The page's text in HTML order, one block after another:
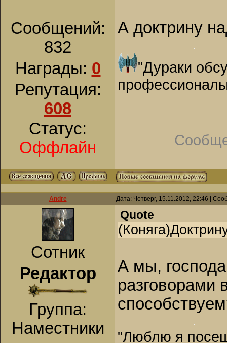
Сообщений:
832
Награды: 0
Репутация:
608
Статус:
Оффлайн
А доктрину
"Дураки
Andre Дата: Четверг, 15.11.2012, 22:46 |
Сотник
Редактор
Группа:
Наместники
Quote
А мы,
разговорами
"Люблю я